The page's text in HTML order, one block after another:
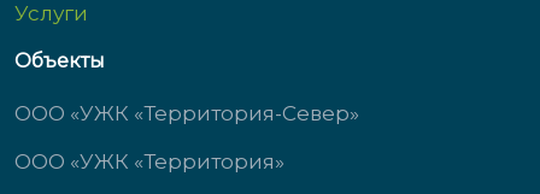
Услуги
Объекты
ООО «УЖК «Территория-Север»
ООО «УЖК «Территория»